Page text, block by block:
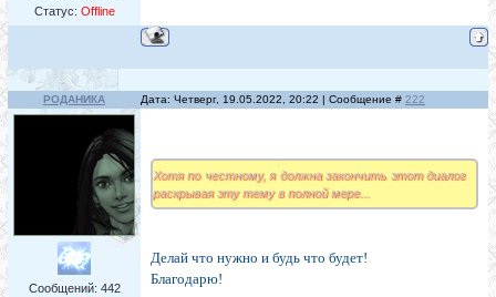
Статус: Offline
РОДАНИКА Дата: Четверг, 19.05.2022, 20:22 | Сообщение # 222
Сообщений: 442
Хотя по честному, я должна закончить этот диалог
раскрывая эту тему в полной мере...
Делай что нужно и будь что будет!
Благодарю!